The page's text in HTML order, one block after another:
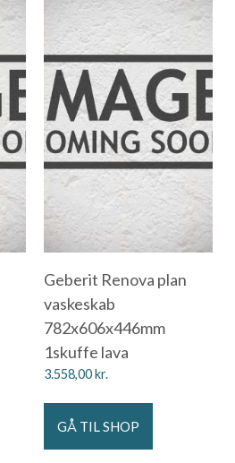
Geberit Renova plan
vaskeskab
782x606x446mm
1skuffe lava
3.558,00kr.
GÅ TIL SHOP